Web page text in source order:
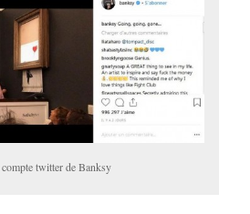
compte twitter de Banksy